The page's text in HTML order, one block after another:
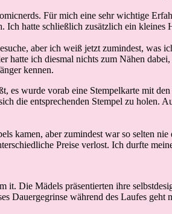
Für mich eine sehr wichtige
Ich hatte schließlich zusätzlich ein
aber ich weiß jetzt zumindest, was
ich diesmal nichts zum Nähen
kennen.
es wurde vorab eine Stempelkarte mit
die entsprechenden Stempel zu holen.
kamen, aber zumindest war so selten
Preise verlost. Ich durfte
m it. Die Mädels präsentierten ihre
Dauergegrinse während des Laufes